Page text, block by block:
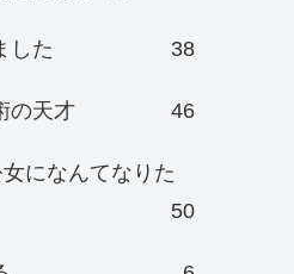
した 38
の天才 46
になんてなりた
50